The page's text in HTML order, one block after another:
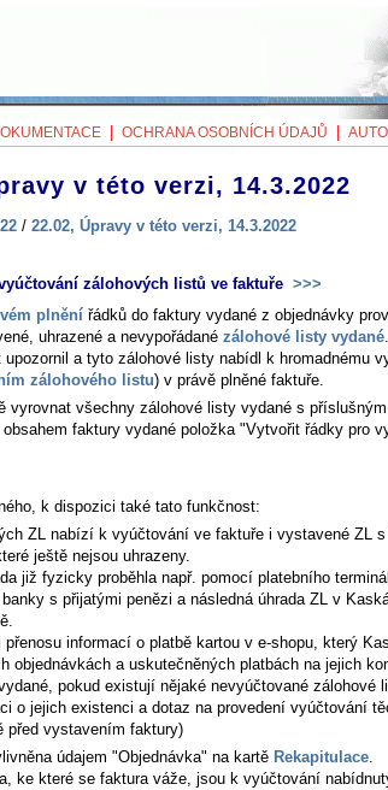
OCHRANA OSOBNÍCH ÚDAJŮ
v této verzi, 14.3.2022
/ 22.02, Úpravy v této verzi, 14.3.2022
zálohových listů ve faktuře >>>
plnění řádků do faktury vydané z objednávky
uhrazené a nevypořádané zálohové listy vydané
a tyto zálohové listy nabídl k hromadnému
zálohového listu) v právě plněné faktuře.
vyrovnat všechny zálohové listy vydané s
faktury vydané položka "Vytvořit řádky pro
k dispozici také tato funkčnost:
ZL nabízí k vyúčtování ve faktuře i vystavené ZL
ještě nejsou uhrazeny.
již fyzicky proběhla např. pomocí platebního
s přijatými penězi a následná úhrada ZL v
informací o platbě kartou v e-shopu, který
objednávkách a uskutečněných platbách na jejich
pokud existují nějaké nevyúčtované zálohové
o jejich existenci a dotaz na provedení vyúčtování
před vystavením faktury)
údajem "Objednávka" na kartě Rekapitulace.
ke které se faktura váže, jsou k vyúčtování